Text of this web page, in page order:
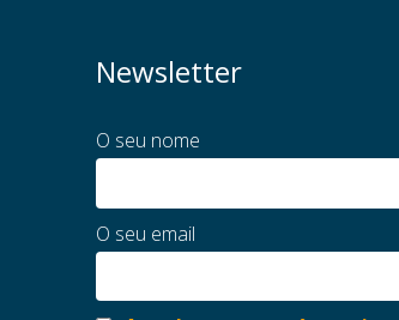
Newsletter
O seu nome
O seu email